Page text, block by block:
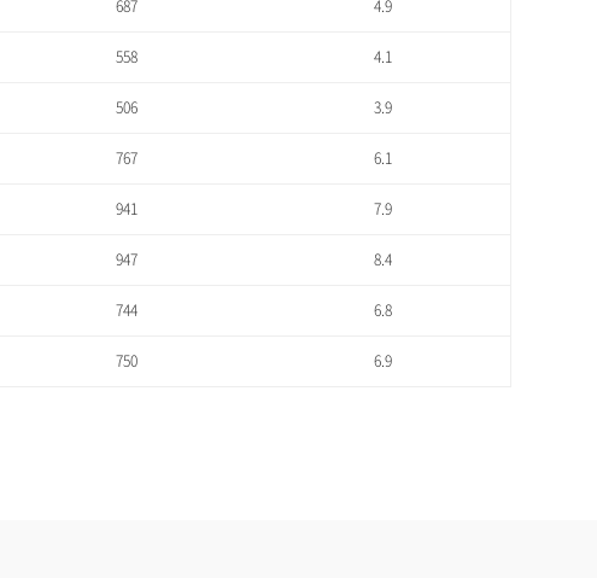
687 4.9
558 4.1
506 3.9
767 6.1
941 7.9
947 8.4
744 6.8
750 6.9